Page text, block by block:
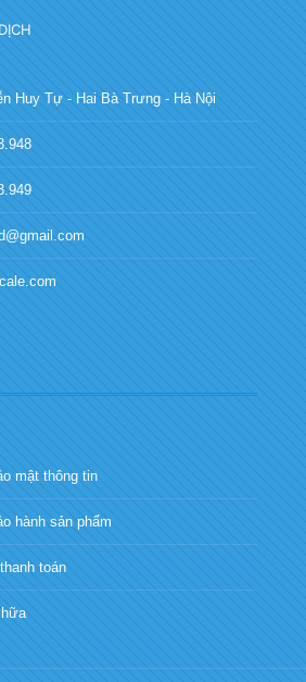
Huy Tự - Hai Bà Trưng - Hà Nội
mật thông tin
hành sản phẩm
toán